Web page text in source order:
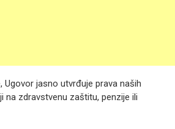
Ugovor jasno utvrđuje prava naših
na zdravstvenu zaštitu, penzije ili